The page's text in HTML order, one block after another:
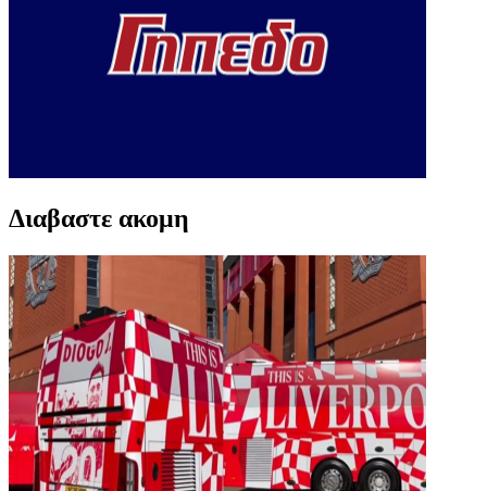
Διαβαστε ακομη